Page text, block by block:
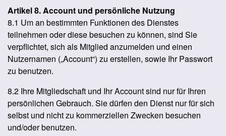
Artikel 8. Account und persönliche Nutzung
8.1 Um an bestimmten Funktionen des Dienstes
teilnehmen oder diese besuchen zu können, sind Sie
verpflichtet, sich als Mitglied anzumelden und einen
Nutzernamen („Account“) zu erstellen, sowie Ihr Passwort
zu benutzen.
8.2 Ihre Mitgliedschaft und Ihr Account sind nur für Ihren
persönlichen Gebrauch. Sie dürfen den Dienst nur für sich
selbst und nicht zu kommerziellen Zwecken besuchen
und/oder benutzen.